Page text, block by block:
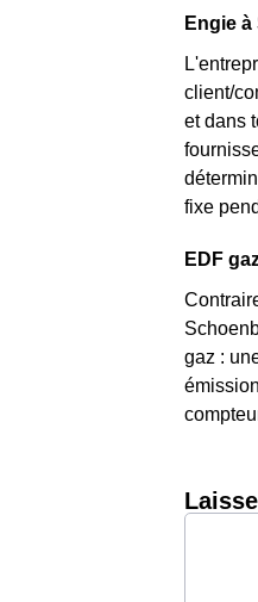
Engie
client/
et dans
fixe
EDF
gaz :